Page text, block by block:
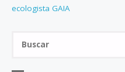
ecologista GAIA